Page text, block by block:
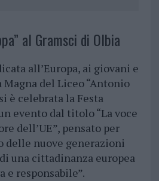
al Gramsci di Olbia
all’Europa, ai giovani e
Magna del Liceo “Antonio
è celebrata la Festa
evento dal titolo “La voce
dell’UE”, pensato per
delle nuove generazioni
una cittadinanza europea
e responsabile”.